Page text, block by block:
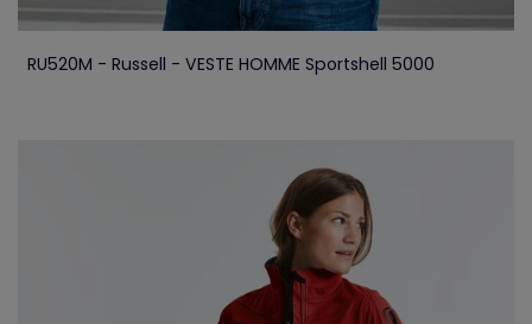
RU520M - Russell - VESTE HOMME Sportshell 5000